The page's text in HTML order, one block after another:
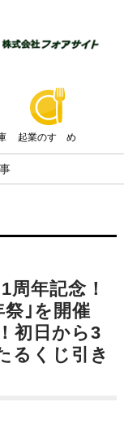
起業のすゝめ
年記念！
｣を開催
初日から3
るくじ引き